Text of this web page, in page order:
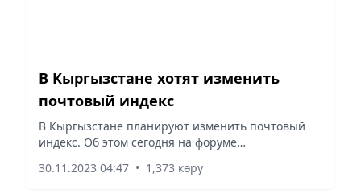
В Кыргызстане хотят изменить
почтовый индекс
В Кыргызстане планируют изменить почтовый
индекс. Об этом сегодня на форуме
реальность» заявил заместитель председателя
30.11.2023 04:47 • 1,373 көру